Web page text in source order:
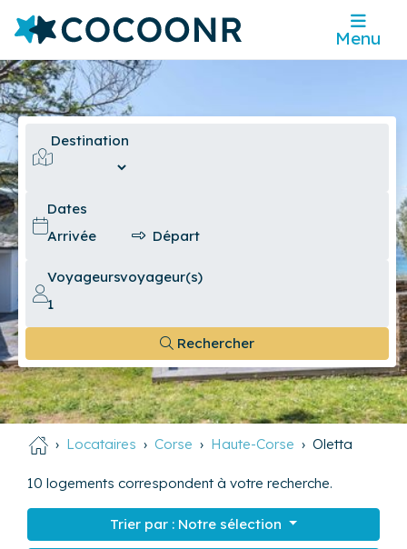
Menu
Destination
Dates
Voyageursvoyageur(s)
Rechercher
Locataires Corse Haute-Corse Oletta
10 logements correspondent à votre recherche.
Trier par : Notre sélection